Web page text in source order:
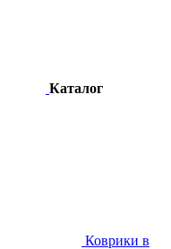
Каталог
Коврики в